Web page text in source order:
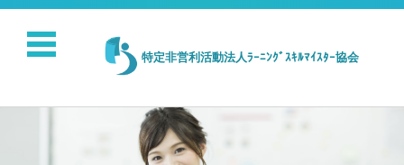
特定非営利活動法人ﾗｰﾆﾝｸﾞｽｷﾙﾏｲｽﾀｰ協会